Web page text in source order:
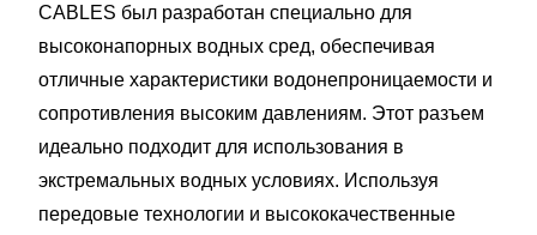
CABLES был разработан специально для
высоконапорных водных сред, обеспечивая
отличные характеристики водонепроницаемости и
сопротивления высоким давлениям. Этот разъем
идеально подходит для использования в
экстремальных водных условиях. Используя
передовые технологии и высококачественные